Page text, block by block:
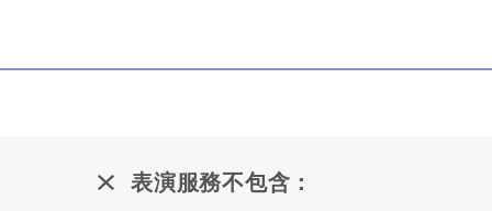
表演服務不包含：